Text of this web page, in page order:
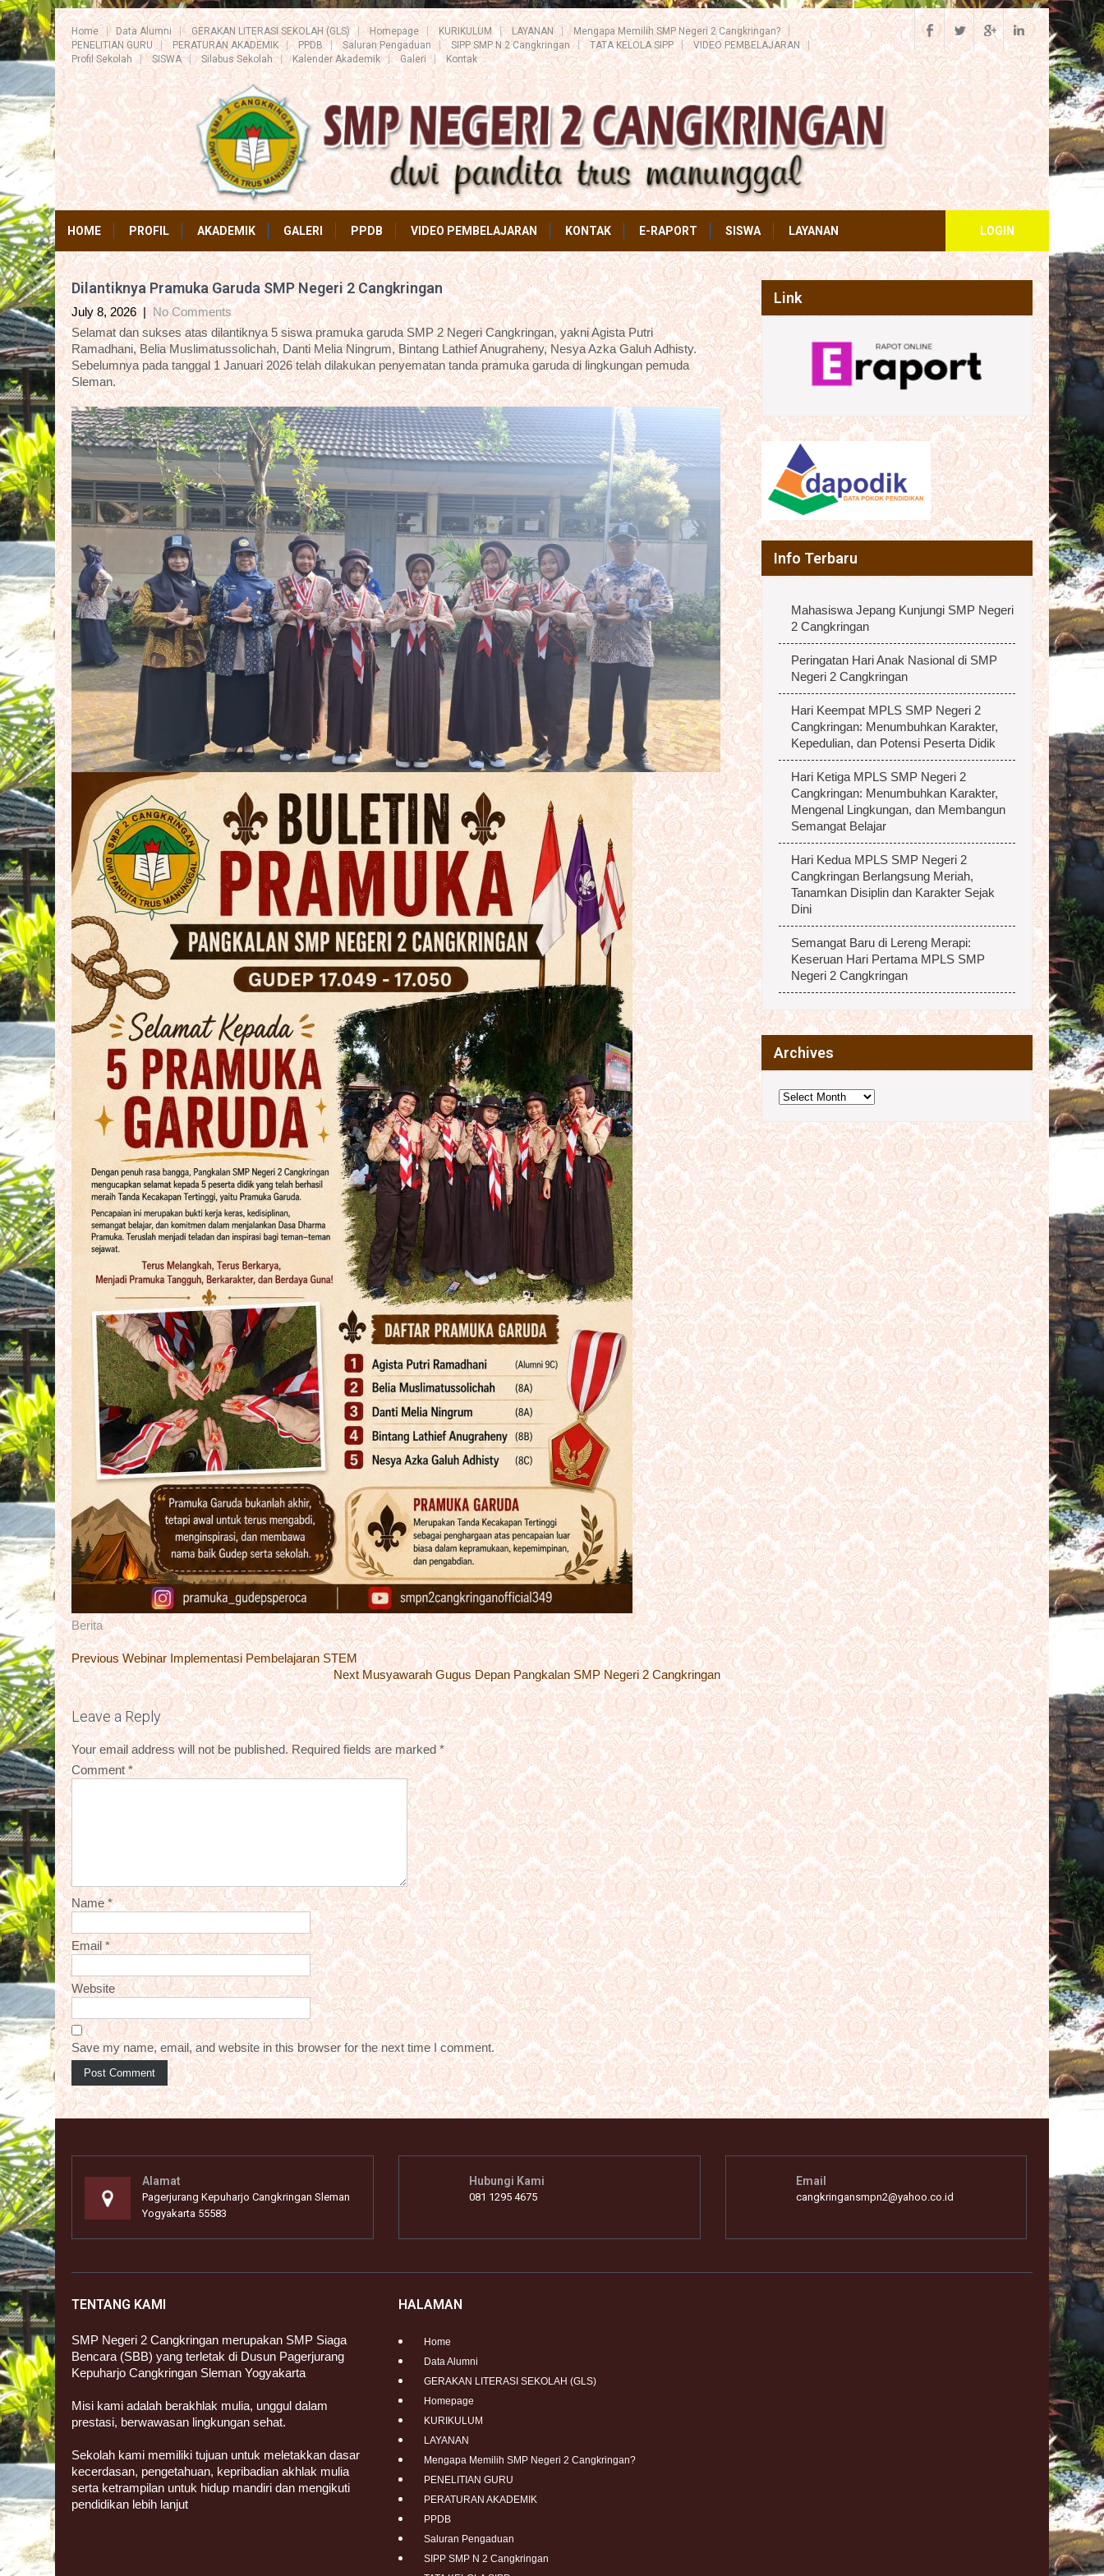
Home Data Alumni GERAKAN LITERASI SEKOLAH (GLS) Homepage KURIKULUM LAYANAN
Mengapa Memilih SMP Negeri 2 Cangkringan?
PENELITIAN GURU
PERATURAN AKADEMIK PPDB Saluran Pengaduan SIPP SMP N 2 Cangkringan TATA KELOLA SIPP
VIDEO PEMBELAJARAN
Profil Sekolah
SISWA Silabus Sekolah Kalender Akademik Galeri Kontak
HOME PROFIL AKADEMIK GALERI PPDB VIDEO PEMBELAJARAN KONTAK E-RAPORT SISWA LAYANAN LOGIN
Dilantiknya Pramuka Garuda SMP Negeri 2 Cangkringan
July 8, 2026 | No Comments
Selamat dan sukses atas dilantiknya 5 siswa pramuka garuda SMP 2 Negeri Cangkringan, yakni Agista Putri
Ramadhani, Belia Muslimatussolichah, Danti Melia Ningrum, Bintang Lathief Anugraheny, Nesya Azka Galuh Adhisty.
Sebelumnya pada tanggal 1 Januari 2026 telah dilakukan penyematan tanda pramuka garuda di lingkungan pemuda
Sleman.
Berita
Post
navigation
Post
navigation
Previous Previous
Post:
Webinar Implementasi Pembelajaran STEM
Next Next
Post:
Musyawarah Gugus Depan Pangkalan SMP Negeri 2 Cangkringan
Leave a Reply
Your email address will not be published. Required fields are marked *
Comment*
Name*
Email*
Website
Save my name, email, and website in this browser for the next time I comment.
Link
Info Terbaru
Mahasiswa Jepang Kunjungi SMP Negeri
2 Cangkringan
Peringatan Hari Anak Nasional di SMP
Negeri 2 Cangkringan
Hari Keempat MPLS SMP Negeri 2
Cangkringan: Menumbuhkan Karakter,
Kepedulian, dan Potensi Peserta Didik
Hari Ketiga MPLS SMP Negeri 2
Cangkringan: Menumbuhkan Karakter,
Mengenal Lingkungan, dan Membangun
Semangat Belajar
Hari Kedua MPLS SMP Negeri 2
Cangkringan Berlangsung Meriah,
Tanamkan Disiplin dan Karakter Sejak
Dini
Semangat Baru di Lereng Merapi:
Keseruan Hari Pertama MPLS SMP
Negeri 2 Cangkringan
Archives
Archives
Alamat
Pagerjurang Kepuharjo Cangkringan Sleman
Yogyakarta 55583
Hubungi Kami
081 1295 4675
Email
cangkringansmpn2@yahoo.co.id
TENTANG KAMI
SMP Negeri 2 Cangkringan merupakan SMP Siaga
Bencara (SBB) yang terletak di Dusun Pagerjurang
Kepuharjo Cangkringan Sleman Yogyakarta
Misi kami adalah berakhlak mulia, unggul dalam
prestasi, berwawasan lingkungan sehat.
Sekolah kami memiliki tujuan untuk meletakkan dasar
kecerdasan, pengetahuan, kepribadian akhlak mulia
serta ketrampilan untuk hidup mandiri dan mengikuti
pendidikan lebih lanjut
HALAMAN
Home
Data Alumni
GERAKAN LITERASI SEKOLAH (GLS)
Homepage
KURIKULUM
LAYANAN
Mengapa Memilih SMP Negeri 2 Cangkringan?
PENELITIAN GURU
PERATURAN AKADEMIK
PPDB
Saluran Pengaduan
SIPP SMP N 2 Cangkringan